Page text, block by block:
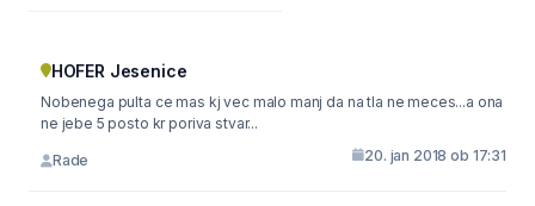
HOFER Jesenice
Nobenega pulta ce mas kj vec malo manj da na tla ne meces...a ona
ne jebe 5 posto kr poriva stvar...
Rade 20. jan 2018 ob 17:31